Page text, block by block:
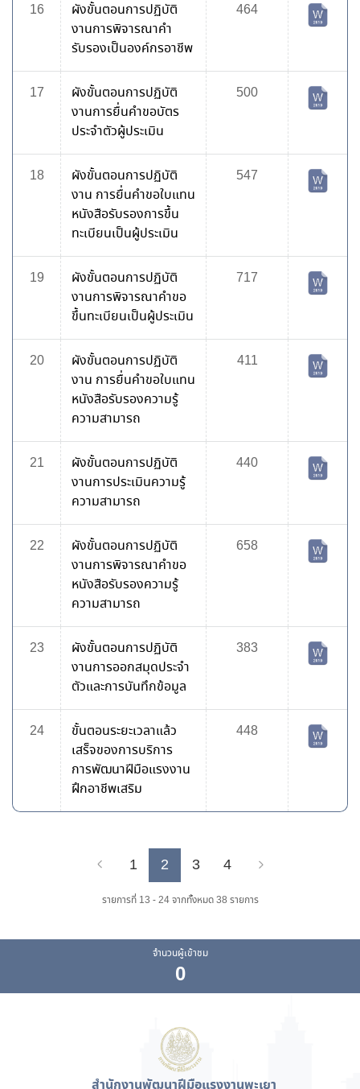
16
ผังขั้นตอนการปฏิบัติ
งานการพิจารณาคำ
รับรองเป็นองค์กรอาชีพ
464
17
ผังขั้นตอนการปฏิบัติ
งานการยื่นคำขอบัตร
ประจำตัวผู้ประเมิน
500
18
ผังขั้นตอนการปฏิบัติ
งาน การยื่นคำขอใบแทน
หนังสือรับรองการขึ้น
ทะเบียนเป็นผู้ประเมิน
547
19
ผังขั้นตอนการปฏิบัติ
งานการพิจารณาคำขอ
ขึ้นทะเบียนเป็นผู้ประเมิน
717
20
ผังขั้นตอนการปฏิบัติ
งาน การยื่นคำขอใบแทน
หนังสือรับรองความรู้
ความสามารถ
411
21
ผังขั้นตอนการปฏิบัติ
งานการประเมินความรู้
ความสามารถ
440
22
ผังขั้นตอนการปฏิบัติ
งานการพิจารณาคำขอ
หนังสือรับรองความรู้
ความสามารถ
658
23
ผังขั้นตอนการปฏิบัติ
งานการออกสมุดประจำ
ตัวและการบันทึกข้อมูล
383
24
ขั้นตอนระยะเวลาแล้ว
เสร็จของการบริการ
การพัฒนาฝีมือแรงงาน
ฝึกอาชีพเสริม
448
1 2 3 4
รายการที่ 13 - 24 จากทั้งหมด 38 รายการ
จำนวนผู้เข้าชม
0
สำนักงานพัฒนาฝีมือแรงงานพะเยา